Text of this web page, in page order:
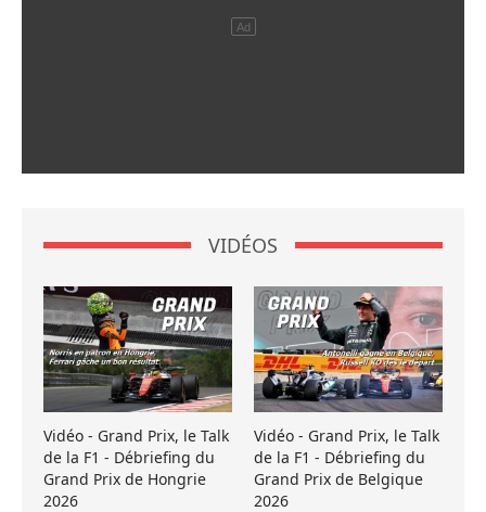
VIDÉOS
Vidéo - Grand Prix, le Talk
de la F1 - Débriefing du
Grand Prix de Hongrie
2026
Vidéo - Grand Prix, le Talk
de la F1 - Débriefing du
Grand Prix de Belgique
2026